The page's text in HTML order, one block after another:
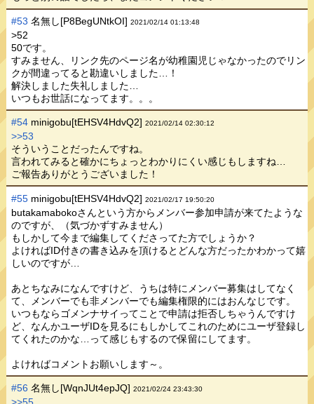
#53 名無し[P8BegUNtkOI]2021/02/14 01:13:48
>52
50です。
すみません、リンク先のページ名が幼稚園児じゃなかったのでリン
クが間違ってると勘違いしました…！
解決しました失礼しました…
いつもお世話になってます。。。
#54 minigobu[tEHSV4HdvQ2]2021/02/14 02:30:12
>>53
そういうことだったんですね。
言われてみると確かにちょっとわかりにくい感じもしますね…
ご報告ありがとうございました！
#55 minigobu[tEHSV4HdvQ2]2021/02/17 19:50:20
butakamabokoさんという方からメンバー参加申請が来てたような
のですが、（気づかずすみません）
もしかして今まで編集してくださってた方でしょうか？
よければID付きの書き込みを頂けるとどんな方だったかわかって嬉
しいのですが…
あとちなみになんですけど、うちは特にメンバー募集はしてなく
て、メンバーでも非メンバーでも編集権限的にはおんなじです。
いつもならゴメンナサイってことで申請は拒否しちゃうんですけ
ど、なんかユーザIDを見るにもしかしてこれのためにユーザ登録し
てくれたのかな…って感じもするので保留にしてます。
よければコメントお願いします～。
#56 名無し[WqnJUt4epJQ]2021/02/24 23:43:30